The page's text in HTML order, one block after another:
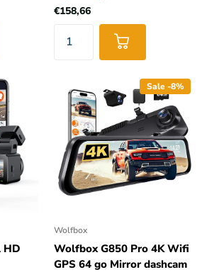
€158,66
HD
Sale -8%
Wolfbox
Wolfbox G850 Pro 4K Wifi
GPS 64 go Mirror dashcam